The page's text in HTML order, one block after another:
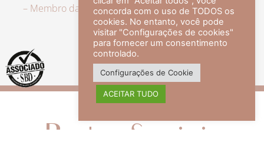
– Membro da Sociedade Brasileira de Dermatologia,
com título de especialista.
veja mais +
Redes Sociais
concorda com o uso de TODOS os
cookies. No entanto, você pode
visitar "Configurações de cookies"
para fornecer um consentimento
controlado.
Configurações de Cookie
ACEITAR TUDO